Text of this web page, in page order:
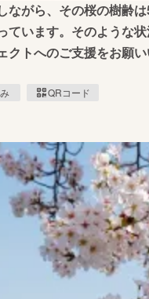
ながら、その桜の樹齢
ています。そのような
クトへのご支援をお願
QRコード